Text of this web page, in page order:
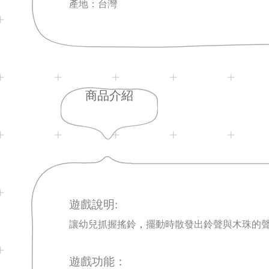
產地：台灣
商品介紹
遊戲說明:
讓幼兒抓握搖鈴 ， 擺動時散發出鈴聲與木珠的
遊戲功能：